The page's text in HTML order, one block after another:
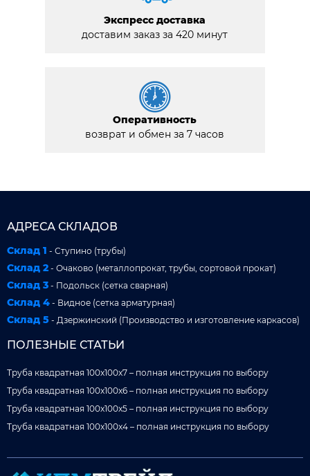
Экспресс доставка
доставим заказ за 420 минут
Оперативность
возврат и обмен за 7 часов
АДРЕСА СКЛАДОВ
Склад 1 - Ступино (трубы)
Склад 2 - Очаково (металлопрокат, трубы, сортовой прокат)
Склад 3 - Подольск (сетка сварная)
Склад 4 - Видное (сетка арматурная)
Склад 5 - Дзержинский (Производство и изготовление каркасов)
ПОЛЕЗНЫЕ СТАТЬИ
Труба квадратная 100x100x7 – полная инструкция по выбору
Труба квадратная 100x100x6 – полная инструкция по выбору
Труба квадратная 100x100x5 – полная инструкция по выбору
Труба квадратная 100x100x4 – полная инструкция по выбору